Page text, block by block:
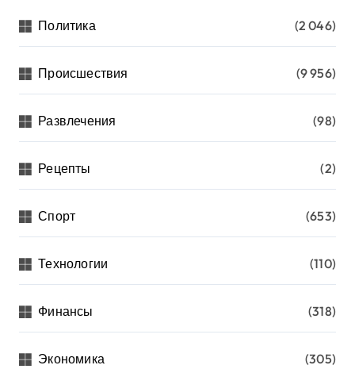
Политика (2 046)
Происшествия (9 956)
Развлечения (98)
Рецепты (2)
Спорт (653)
Технологии (110)
Финансы (318)
Экономика (305)